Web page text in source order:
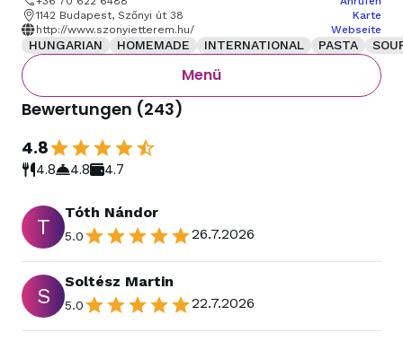
1142 Budapest, Szőnyi út 38
Karte
http://www.szonyietterem.hu/
Webseite
HUNGARIAN HOMEMADE INTERNATIONAL PASTA
Menü
Bewertungen (243)
4.8
4.8 4.8 4.7
T
Tóth Nándor
5.0 26.7.2026
S
Soltész Martin
5.0 22.7.2026